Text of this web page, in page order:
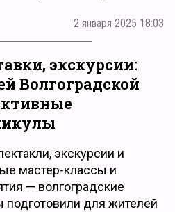
2 января 2025 18:03
экскурсии:
Волгоградской
экскурсии и
мастер-классы и
— волгоградские
подготовили для жителей